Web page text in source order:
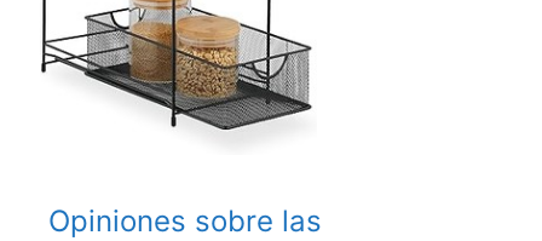
Opiniones sobre las